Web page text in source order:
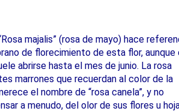
majalis” (rosa de mayo) hace
de florecimiento de esta flor, aunque
abrirse hasta el mes de junio. La rosa
marrones que recuerdan al color de la
el nombre de “rosa canela”, y no
a menudo, del olor de sus flores u